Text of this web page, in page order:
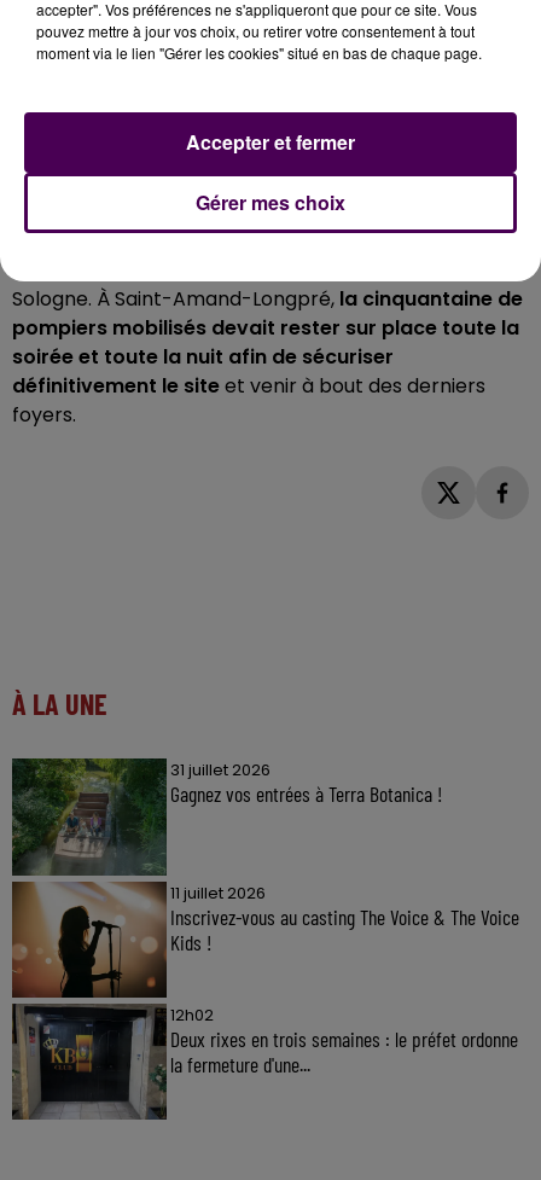
Les services de l'État et la commune de Saint-Amand-
Longpré suivent évidemment avec attention
l’évolution de la situation. Autre élément de vigilance :
loin des installations de Cap Recyclage, mais aucune
incidence sur le trafic ferroviaire n'a cependant été
relevée jusqu'à présent. Par son ampleur et la nature
des matériaux concernés, cet incendie n'est pas sans
rappeler celui qui avait touché, en avril dernier, le site
Sologne. À Saint-Amand-Longpré, la cinquantaine de
pompiers mobilisés devait rester sur place toute la
soirée et toute la nuit afin de sécuriser
définitivement le siteet venir à bout des derniers
foyers.
À LA UNE
31 juillet 2026
Gagnez vos entrées à Terra Botanica !
11 juillet 2026
Inscrivez-vous au casting The Voice & The Voice
Kids !
12h02
Deux rixes en trois semaines : le préfet ordonne
la fermeture d'une...
accepter". Vos préférences ne s'appliqueront que pour ce site. Vous
pouvez mettre à jour vos choix, ou retirer votre consentement à tout
moment via le lien "Gérer les cookies" situé en bas de chaque page.
Gérer mes choix
Accepter et fermer